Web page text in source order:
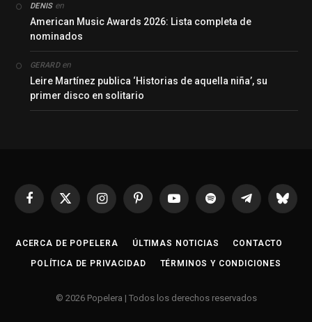
DENISen
American Music Awards 2026: Lista completa de
nominados
GERARDen
Leire Martínez publica ‘Historias de aquella niña’, su
primer disco en solitario
Facebook
X
InstagramPinterestYouTubeSpotify Telegrama
ACERCA DE POPELERA ÚLTIMAS NOTICIAS CONTACTO
POLÍTICA DE PRIVACIDAD TÉRMINOS Y CONDICIONES
© 2026 Popelera | Todos los derechos reservados